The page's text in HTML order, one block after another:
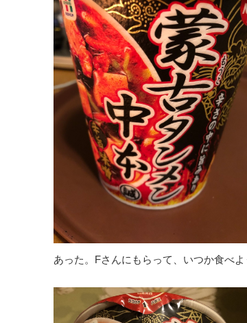
あった。Fさんにもらって、いつか食べ